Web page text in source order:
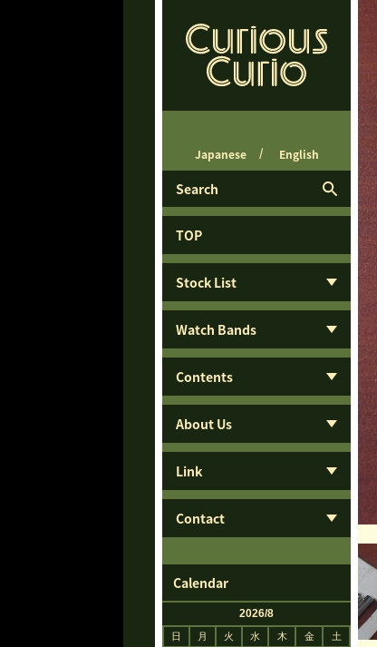
English
Japanese
Search
TOP
Stock List
Watch Bands
Contents
About Us
Link
Contact
Calendar